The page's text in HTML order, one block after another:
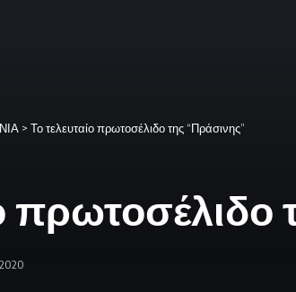
> Το τελευταίο πρωτοσέλιδο της “Πράσινης”
πρωτοσέλιδο